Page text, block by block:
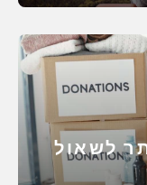
לשאול